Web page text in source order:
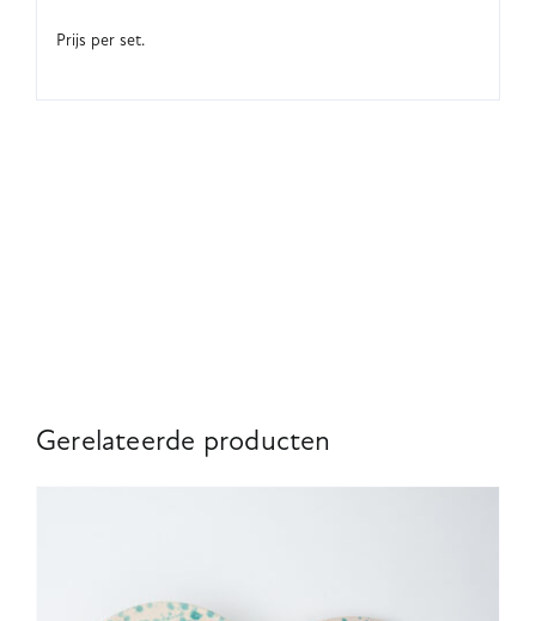
Prijs per set.
Gerelateerde producten